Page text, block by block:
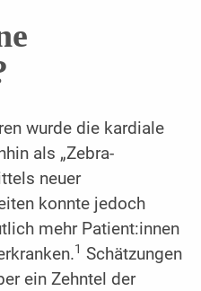
wurde die kardiale
als „Zebra-
neuer
konnte jedoch
mehr Patient:innen
1 Schätzungen
ein Zehntel der